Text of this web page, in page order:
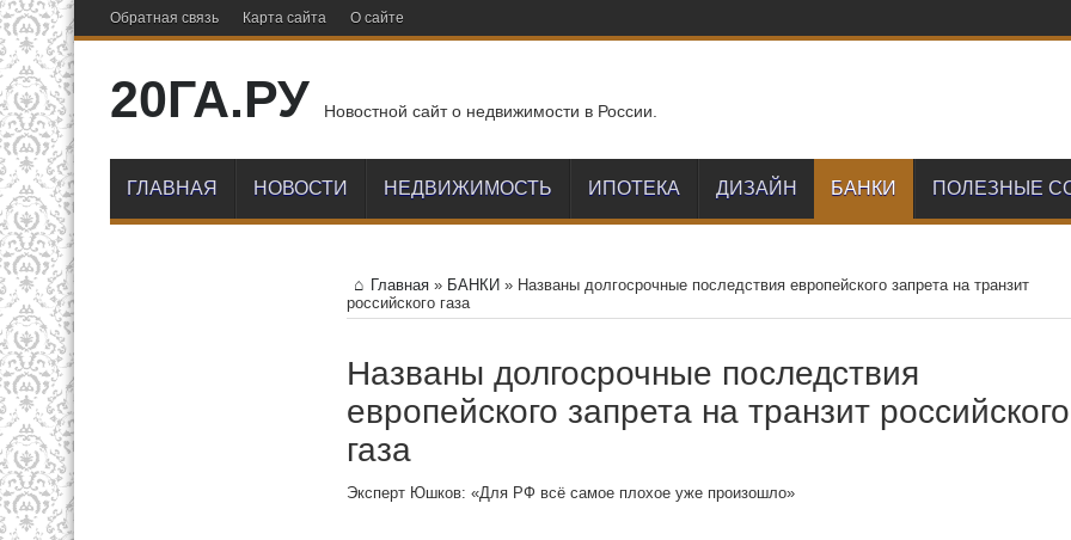
Обратная связь Карта сайта О сайте
20ГА.РУ Новостной сайт о недвижимости в России.
ГЛАВНАЯ НОВОСТИ НЕДВИЖИМОСТЬ ИПОТЕКА ДИЗАЙН БАНКИ ПОЛЕЗНЫЕ
Главная » БАНКИ » Названы долгосрочные последствия европейского запрета на транзит
российского газа
Названы долгосрочные последствия
европейского запрета на транзит российского
газа
Эксперт Юшков: «Для РФ всё самое плохое уже произошло»